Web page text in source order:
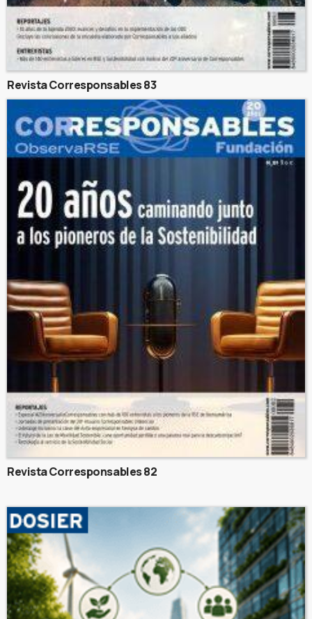
Revista Corresponsables 83
Revista Corresponsables 82